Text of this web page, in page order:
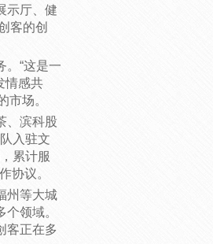
示厅、健
客的创
“这是一
情感共
市场。
、滨科股
入驻文
累计服
协议。
州等大城
领域。
客正在多